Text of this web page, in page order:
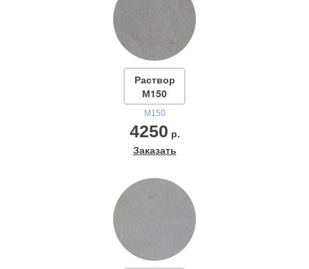
Раствор
М150
М150
4250 р.
Заказать